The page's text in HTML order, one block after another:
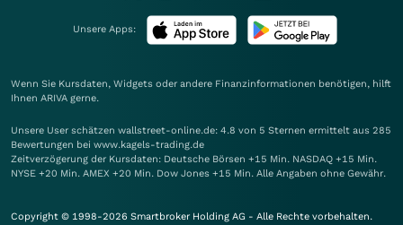
Unsere Apps:
Wenn Sie Kursdaten, Widgets oder andere Finanzinformationen benötigen, hilft
Ihnen ARIVA gerne.
Unsere User schätzen wallstreet-online.de: 4.8 von 5 Sternen ermittelt aus 285
Bewertungen bei www.kagels-trading.de
Zeitverzögerung der Kursdaten: Deutsche Börsen +15 Min. NASDAQ +15 Min.
NYSE +20 Min. AMEX +20 Min. Dow Jones +15 Min. Alle Angaben ohne Gewähr.
Copyright © 1998-2026 Smartbroker Holding AG - Alle Rechte vorbehalten.